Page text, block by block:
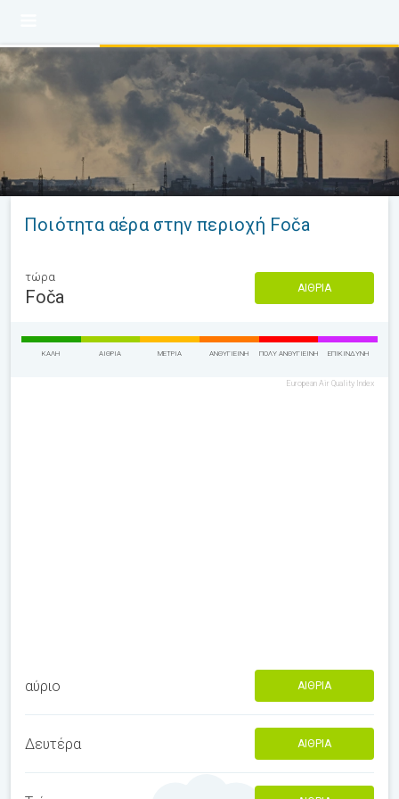
Ποιότητα αέρα στην περιοχή Foča
τώρα
Foča ΑΊΘΡΙΑ
ΚΑΛΉ ΑΊΘΡΙΑ ΜΈΤΡΙΑ ΑΝΘΥΓΙΕΙΝΉ ΠΟΛΎ ΑΝΘΥΓΙΕΙΝΉ ΕΠΙΚΊΝΔΥΝΗ
European Air Quality Index
αύριο ΑΊΘΡΙΑ
Δευτέρα ΑΊΘΡΙΑ